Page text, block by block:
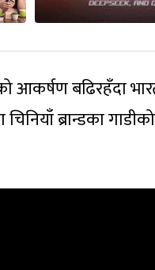
बढिरहँदा
ब्रान्डका